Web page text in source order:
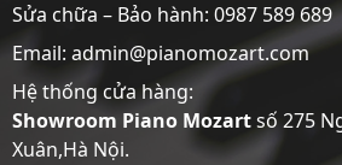
Sửa chữa – Bảo hành: 0987 589 689
Email: admin@pianomozart.com
Hệ thống cửa hàng:
Showroom Piano Mozartsố 275
Xuân,Hà Nội.